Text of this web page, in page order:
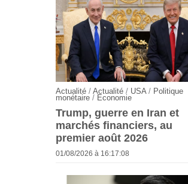
Actualité/ Actualité/ USA/ Politique
monétaire/ Economie
Trump, guerre en Iran et
marchés financiers, au
premier août 2026
01/08/2026 à 16:17:08